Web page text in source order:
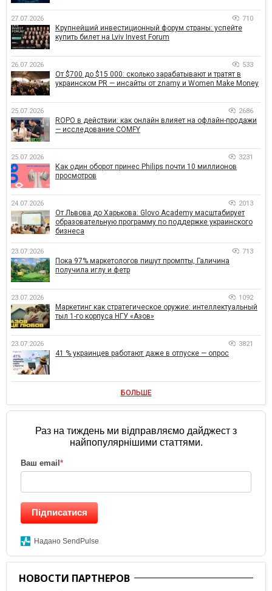
27.07.2026 710
Крупнейший инвестиционный форум страны: успейте
купить билет на Lviv Invest Forum
26.07.2026 533
От $700 до $15 000: сколько зарабатывают и тратят в
украинском PR — инсайты от znamy и Women Make Money
25.07.2026 2686
ROPO в действии: как онлайн влияет на офлайн-продажи
— исследование COMFY
25.07.2026 3231
Как один оборот принес Philips почти 10 миллионов
просмотров
24.07.2026 2013
От Львова до Харькова: Glovo Academy масштабирует
образовательную программу по поддержке украинского
бизнеса
23.07.2026 713
Пока 97% маркетологов пишут промпты, Галичина
получила иглу и фетр
23.07.2026 1092
Маркетинг как стратегическое оружие: интеллектуальный
тыл 1-го корпуса НГУ «Азов»
23.07.2026 3821
41 % украинцев работают даже в отпуске — опрос
БОЛЬШЕ
Раз на тиждень ми відправляємо дайджест з
найпопулярнішими статтями.
Ваш email *
Підписатися
Надано SendPulse
НОВОСТИ ПАРТНЕРОВ